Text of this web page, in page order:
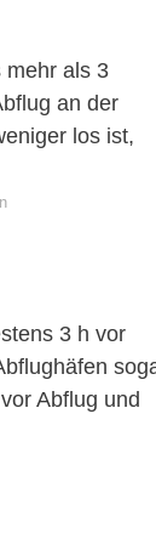
mehr als 3
an der
los ist,
3 h vor
Abflug und